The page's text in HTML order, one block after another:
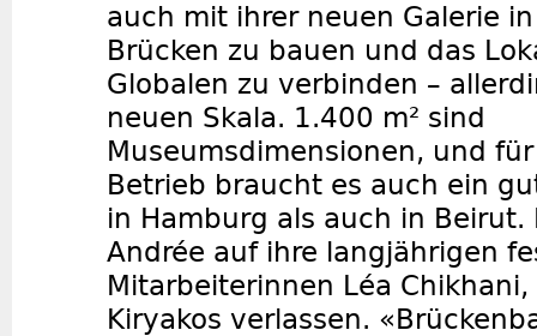
auch mit ihrer neuen Galerie
Brücken zu bauen und das
Globalen zu verbinden –
neuen Skala. 1.400 m² sind
Museumsdimensionen, und
Betrieb braucht es auch ein
in Hamburg als auch in Beirut.
Andrée auf ihre langjährigen
Mitarbeiterinnen Léa
Kiryakos verlassen.